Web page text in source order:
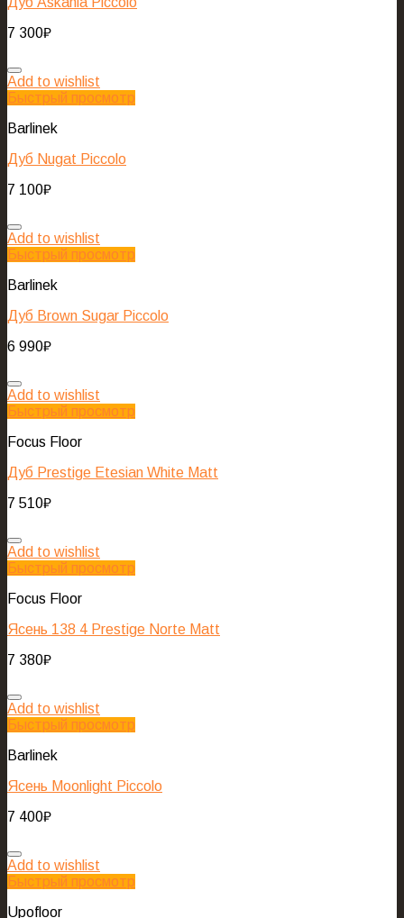
7 300₽
Add to wishlist
Быстрый просмотр
Barlinek
Дуб Nugat Piccolo
7 100₽
Add to wishlist
Быстрый просмотр
Barlinek
Дуб Brown Sugar Piccolo
6 990₽
Add to wishlist
Быстрый просмотр
Focus Floor
Дуб Prestige Etesian White Matt
7 510₽
Add to wishlist
Быстрый просмотр
Focus Floor
Ясень 138 4 Prestige Norte Matt
7 380₽
Add to wishlist
Быстрый просмотр
Barlinek
Ясень Moonlight Piccolo
7 400₽
Add to wishlist
Быстрый просмотр
Upofloor